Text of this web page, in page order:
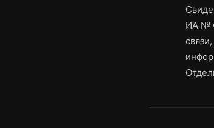
ИА №
связи,